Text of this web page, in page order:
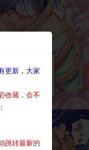
更新，大家
收藏，会不
跳转最新的